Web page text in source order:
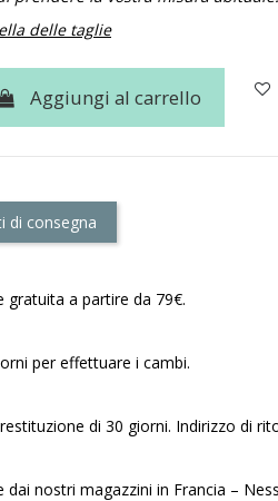
delle taglie
Aggiungi al carrello
di consegna
gratuita a partire da 79€.
per effettuare i cambi.
di 30 giorni. Indirizzo di
dai nostri magazzini in Francia –